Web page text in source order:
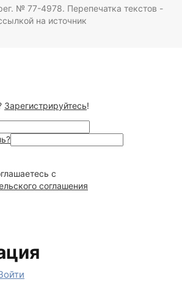
№ 77-4978. Перепечатка текстов -
на источник
Зарегистрируйтесь!
c
соглашения